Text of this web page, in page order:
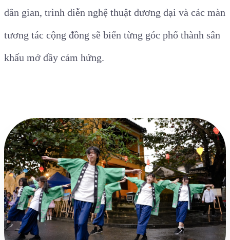
dân gian, trình diễn nghệ thuật đương đại và các màn
tương tác cộng đồng sẽ biến từng góc phố thành sân
khấu mở đầy cảm hứng.